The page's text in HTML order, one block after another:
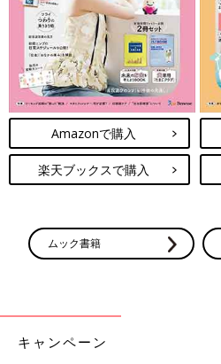
Amazonで購入
楽天ブックスで購入
ムック書籍
キャンペーン